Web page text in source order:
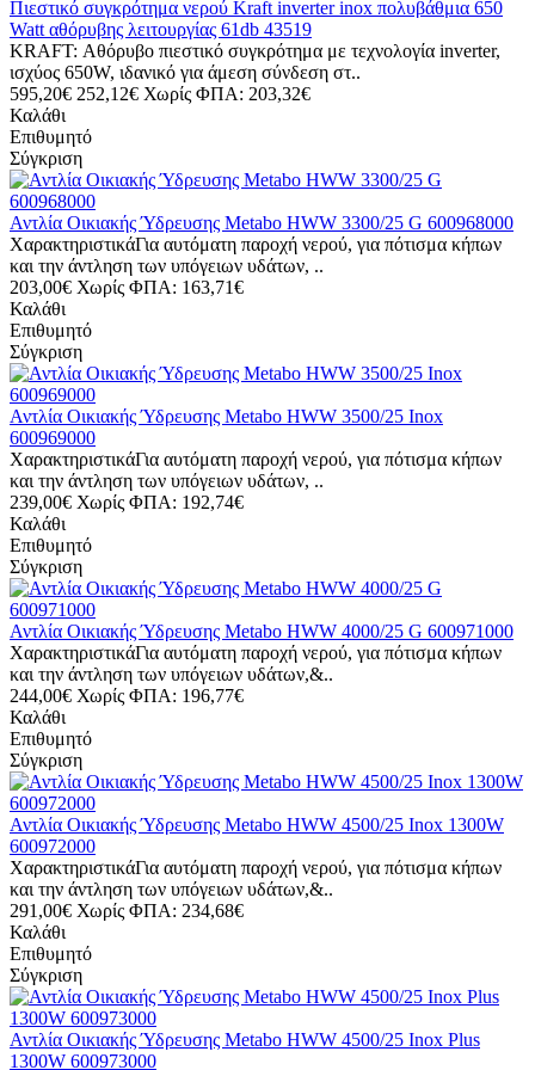
Πιεστικό συγκρότημα νερού Kraft inverter inox πολυβάθμια 650
Watt αθόρυβης λειτουργίας 61db 43519
KRAFT: Αθόρυβο πιεστικό συγκρότημα με τεχνολογία inverter,
ισχύος 650W, ιδανικό για άμεση σύνδεση στ..
595,20€ 252,12€ Χωρίς ΦΠΑ: 203,32€
Καλάθι
Επιθυμητό
Σύγκριση
Αντλία Οικιακής Ύδρευσης Metabo HWW 3300/25 G 600968000
ΧαρακτηριστικάΓια αυτόματη παροχή νερού, για πότισμα κήπων
και την άντληση των υπόγειων υδάτων, ..
203,00€ Χωρίς ΦΠΑ: 163,71€
Καλάθι
Επιθυμητό
Σύγκριση
Αντλία Οικιακής Ύδρευσης Metabo HWW 3500/25 Inox
600969000
ΧαρακτηριστικάΓια αυτόματη παροχή νερού, για πότισμα κήπων
και την άντληση των υπόγειων υδάτων, ..
239,00€ Χωρίς ΦΠΑ: 192,74€
Καλάθι
Επιθυμητό
Σύγκριση
Αντλία Οικιακής Ύδρευσης Metabo HWW 4000/25 G 600971000
ΧαρακτηριστικάΓια αυτόματη παροχή νερού, για πότισμα κήπων
και την άντληση των υπόγειων υδάτων,&..
244,00€ Χωρίς ΦΠΑ: 196,77€
Καλάθι
Επιθυμητό
Σύγκριση
Αντλία Οικιακής Ύδρευσης Metabo HWW 4500/25 Inox 1300W
600972000
ΧαρακτηριστικάΓια αυτόματη παροχή νερού, για πότισμα κήπων
και την άντληση των υπόγειων υδάτων,&..
291,00€ Χωρίς ΦΠΑ: 234,68€
Καλάθι
Επιθυμητό
Σύγκριση
Αντλία Οικιακής Ύδρευσης Metabo HWW 4500/25 Inox Plus
1300W 600973000